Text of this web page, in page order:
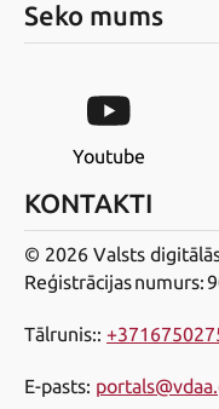
Seko mums
Youtube
KONTAKTI
© 2026 Valsts
Reģistrācijas numurs:
Tālrunis::
E-pasts: